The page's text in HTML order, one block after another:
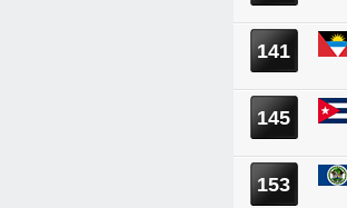
141
145
153